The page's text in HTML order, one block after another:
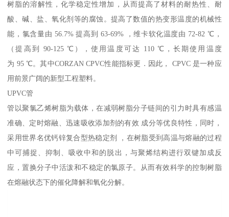
树脂的溶解性，化学稳定性增加，从而提高了材料的耐热性、耐
酸、碱、盐、氧化剂等的腐蚀。提高了数值的热变形温度的机械性
能，氯含量由 56.7% 提高到 63-69% ，维卡软化温度由 72-82 ℃，
（提高到 90-125 ℃），使用温度可达 110 ℃，长期使用温度
为 95 ℃。其中CORZAN CPVC性能指标更．因此， CPVC 是一种应
用前景广阔的新型工程塑料。
UPVC管
管以聚氯乙烯树脂为载体，在减弱树脂分子链间的引力时具有感温
准确、定时熔融、迅速吸收添加剂的有效 成分等优良特性，同时，
采用世界名优钙锌复合型热稳定剂 ，在树脂受到高温与熔融的过程
中可捕捉、抑制、吸收中和的脱出，与聚烯结构进行双键加成反
应，置换分子中活泼和不稳定的氯原子。从而有效科学的控制树脂
在熔融状态下的催化降解和氧化分解。